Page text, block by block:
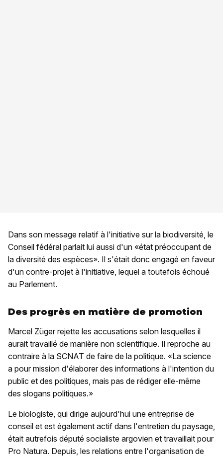
Dans son message relatif à l'initiative sur la biodiversité, le
Conseil fédéral parlait lui aussi d'un «état préoccupant de
la diversité des espèces». Il s'était donc engagé en faveur
d'un contre-projet à l'initiative, lequel a toutefois échoué
au Parlement.
Des progrès en matière de promotion
Marcel Züger rejette les accusations selon lesquelles il
aurait travaillé de manière non scientifique. Il reproche au
contraire à la SCNAT de faire de la politique. «La science
a pour mission d'élaborer des informations à l'intention du
public et des politiques, mais pas de rédiger elle-même
des slogans politiques.»
Le biologiste, qui dirige aujourd'hui une entreprise de
conseil et est également actif dans l'entretien du paysage,
était autrefois député socialiste argovien et travaillait pour
Pro Natura. Depuis, les relations entre l'organisation de